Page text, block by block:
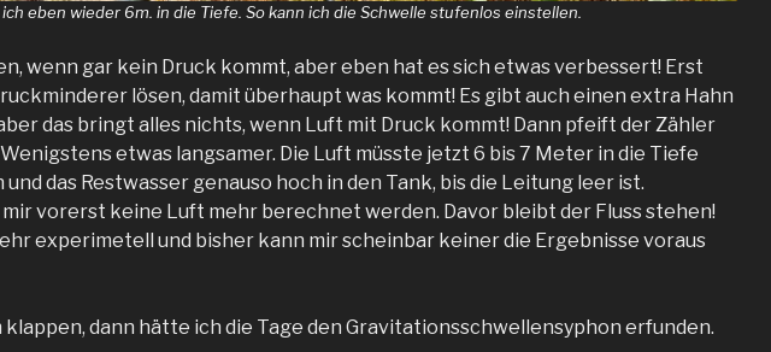
eben wieder 6m. in die Tiefe. So kann ich die Schwelle stufenlos einstellen.
wenn gar kein Druck kommt, aber eben hat es sich etwas verbessert! Erst
lösen, damit überhaupt was kommt! Es gibt auch einen extra Hahn
das bringt alles nichts, wenn Luft mit Druck kommt! Dann pfeift der Zähler
etwas langsamer. Die Luft müsste jetzt 6 bis 7 Meter in die Tiefe
das Restwasser genauso hoch in den Tank, bis die Leitung leer ist.
vorerst keine Luft mehr berechnet werden. Davor bleibt der Fluss stehen!
experimetell und bisher kann mir scheinbar keiner die Ergebnisse voraus
dann hätte ich die Tage den Gravitationsschwellensyphon erfunden.